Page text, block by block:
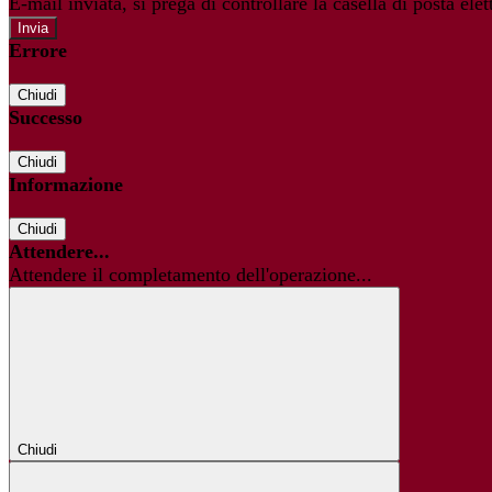
Errore
Chiudi
Successo
Chiudi
Informazione
Chiudi
Attendere...
Attendere il completamento dell'operazione...
Chiudi